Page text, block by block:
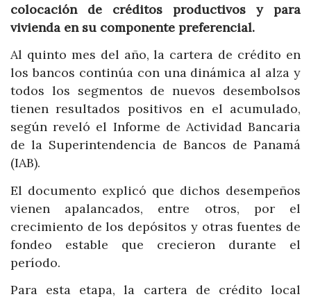
colocación de créditos productivos y para
vivienda en su componente preferencial.
Al quinto mes del año, la cartera de crédito en
los bancos continúa con una dinámica al alza y
todos los segmentos de nuevos desembolsos
tienen resultados positivos en el acumulado,
según reveló el Informe de Actividad Bancaria
de la Superintendencia de Bancos de Panamá
(IAB).
El documento explicó que dichos desempeños
vienen apalancados, entre otros, por el
crecimiento de los depósitos y otras fuentes de
fondeo estable que crecieron durante el
período.
Para esta etapa, la cartera de crédito local